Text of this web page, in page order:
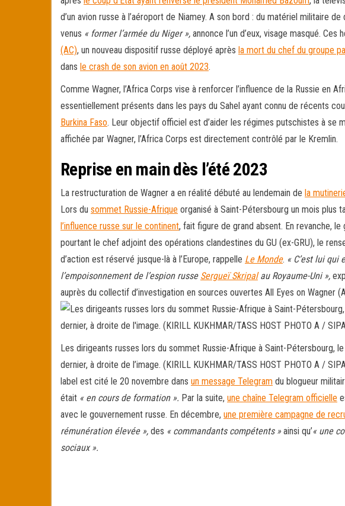
d’un avion russe à l’aéroport de Niamey. A son bord : du matériel militaire de
venus « former l’armée du Niger », annonce l’un d’eux, visage masqué.
(AC), un nouveau dispositif russe déployé après la mort du chef du groupe
dans le crash de son avion en août 2023.
Comme Wagner, l’Africa Corps vise à renforcer l’influence de la Russie en
essentiellement présents dans les pays du Sahel ayant connu de récents
Burkina Faso. Leur objectif officiel est d’aider les régimes putschistes à se
affichée par Wagner, l’Africa Corps est directement contrôlé par le Kremlin.
Reprise en main dès l’été 2023
La restructuration de Wagner a en réalité débuté au lendemain de la
Lors du sommet Russie-Afrique organisé à Saint-Pétersbourg un mois plus
l’influence russe sur le continent, fait figure de grand absent. En revanche,
pourtant le chef adjoint des opérations clandestines du GU (ex-GRU), le
d’action est réservé jusque-là à l’Europe, rappelle Le Monde. « C’est lui qui
l’empoisonnement de l’espion russe Sergueï Skripalau Royaume-Uni »,
auprès du collectif d’investigation en sources ouvertes All Eyes on Wagner
Les dirigeants russes lors du sommet Russie-Afrique à Saint-Pétersbourg,
dernier, à droite de l’image. (KIRILL KUKHMAR/TASS HOST PHOTO A /
label est cité le 20 novembre dans un message Telegram du blogueur
était « en cours de formation ». Par la suite, une chaîne Telegram officielle
avec le gouvernement russe. En décembre, une première campagne de
rémunération élevée », des « commandants compétents » ainsi qu’« une
sociaux ».